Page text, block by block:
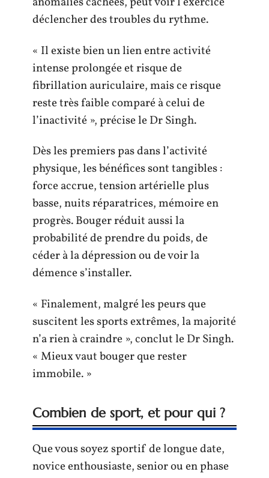
déclencher des troubles du rythme.
« Il existe bien un lien entre activité
intense prolongée et risque de
fibrillation auriculaire, mais ce risque
reste très faible comparé à celui de
l’inactivité », précise le Dr Singh.
Dès les premiers pas dans l’activité
physique, les bénéfices sont tangibles :
force accrue, tension artérielle plus
basse, nuits réparatrices, mémoire en
progrès. Bouger réduit aussi la
probabilité de prendre du poids, de
céder à la dépression ou de voir la
démence s’installer.
« Finalement, malgré les peurs que
suscitent les sports extrêmes, la majorité
n’a rien à craindre », conclut le Dr Singh.
« Mieux vaut bouger que rester
immobile. »
Combien de sport, et pour qui ?
Que vous soyez sportif de longue date,
novice enthousiaste, senior ou en phase